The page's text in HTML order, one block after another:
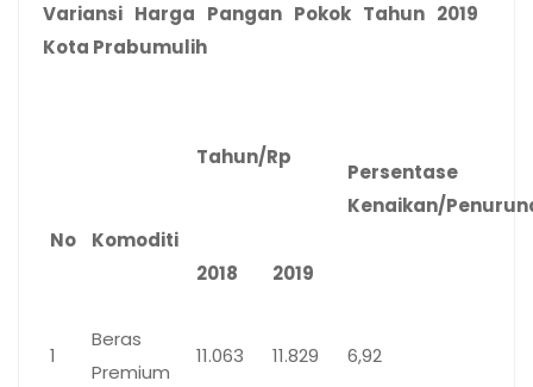
Variansi Harga Pangan Pokok Tahun 2019
Kota Prabumulih
No Komoditi
Tahun/Rp
Persentase
Kenaikan/
2018 2019
1
Beras
Premium
11.063 11.829 6,92